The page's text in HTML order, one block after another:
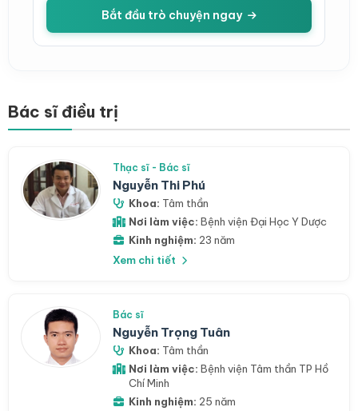
Bắt đầu trò chuyện ngay
Bác sĩ điều trị
Thạc sĩ - Bác sĩ
Nguyễn Thi Phú
Khoa: Tâm thần
Nơi làm việc: Bệnh viện Đại Học Y Dược
Kinh nghiệm: 23 năm
Xem chi tiết
Bác sĩ
Nguyễn Trọng Tuân
Khoa: Tâm thần
Nơi làm việc: Bệnh viện Tâm thần TP Hồ
Chí Minh
Kinh nghiệm: 25 năm